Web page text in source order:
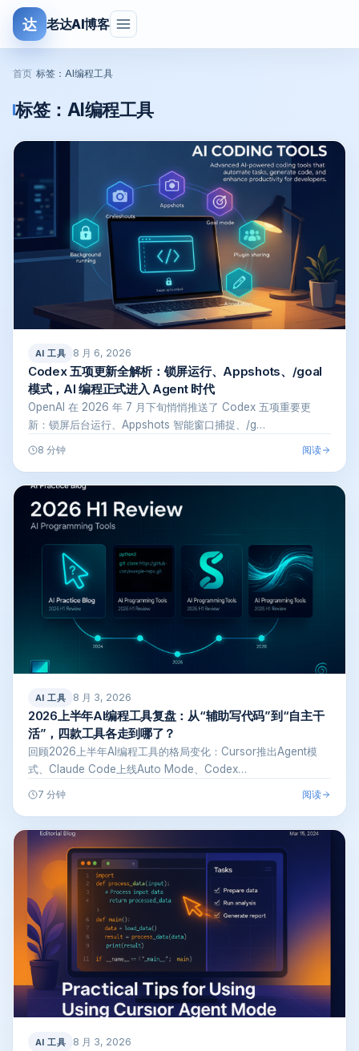
达 老达AI博客
首页 标签：AI编程工具
标签： AI编程工具
AI 工具 8 月 6, 2026
Codex 五项更新全解析：锁屏运行、Appshots、/goal
模式，AI 编程正式进入 Agent 时代
OpenAI 在 2026 年 7 月下旬悄悄推送了 Codex 五项重要更
新：锁屏后台运行、Appshots 智能窗口捕捉、/g…
8 分钟 阅读
AI 工具 8 月 3, 2026
2026上半年AI编程工具复盘：从“辅助写代码”到“自主干
活”，四款工具各走到哪了？
回顾2026上半年AI编程工具的格局变化：Cursor推出Agent模
式、Claude Code上线Auto Mode、Codex…
7 分钟 阅读
AI 工具 8 月 3, 2026